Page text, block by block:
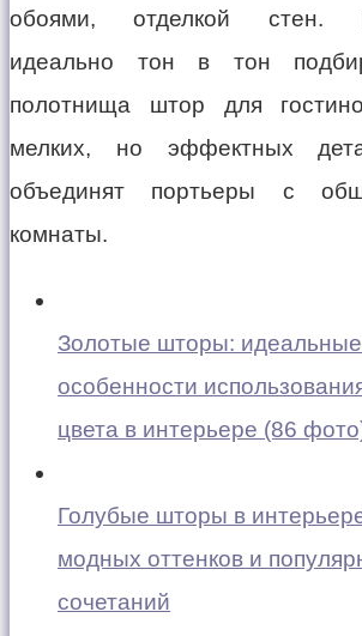
обоями, отделкой стен.
идеально тон в тон
полотнища штор для
мелких, но эффектных
объединят портьеры с
комнаты.
Золотые шторы: идеальные
особенности
цвета в интерьере (86
Голубые шторы в
модных оттенков и
сочетаний